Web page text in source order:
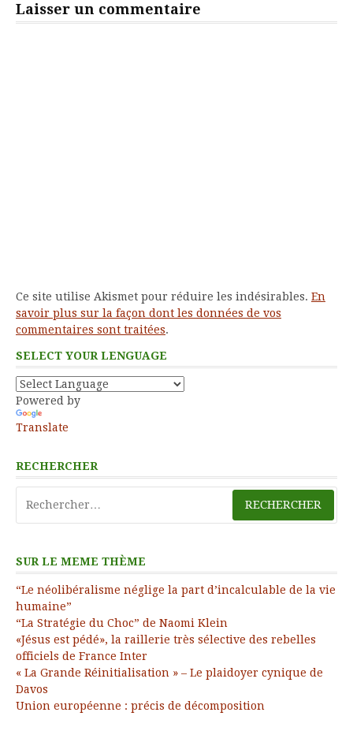
Laisser un commentaire
Ce site utilise Akismet pour réduire les indésirables. En
savoir plus sur la façon dont les données de vos
commentaires sont traitées.
SELECT YOUR LENGUAGE
Powered by
Translate
RECHERCHER
SUR LE MEME THÈME
“Le néolibéralisme néglige la part d’incalculable de la vie
humaine”
“La Stratégie du Choc” de Naomi Klein
«Jésus est pédé», la raillerie très sélective des rebelles
officiels de France Inter
« La Grande Réinitialisation » – Le plaidoyer cynique de
Davos
Union européenne : précis de décomposition